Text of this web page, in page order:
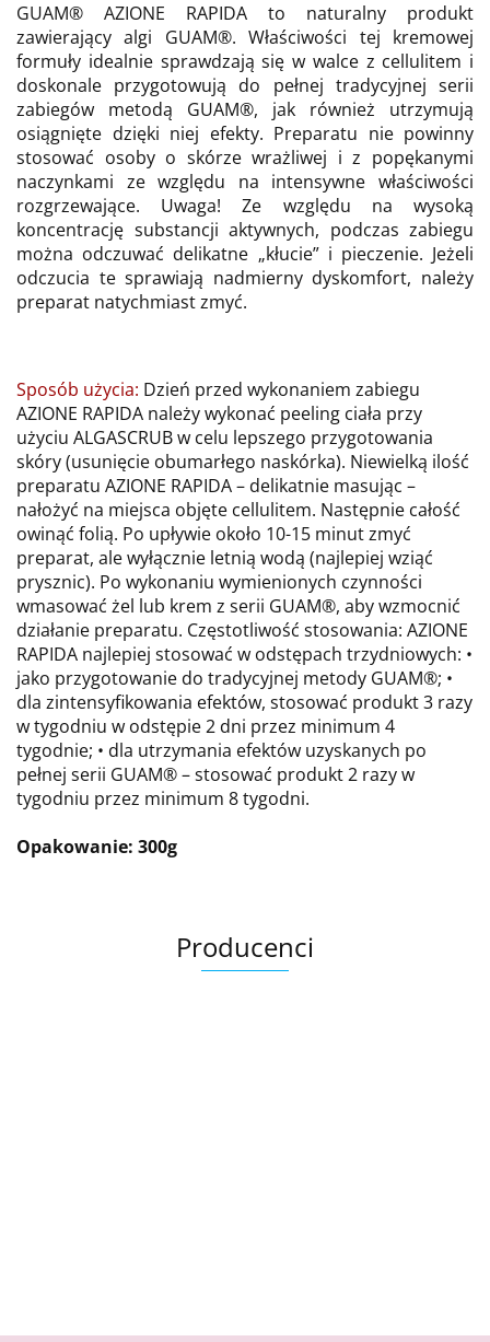
GUAM® AZIONE RAPIDA to naturalny produkt
zawierający algi GUAM®. Właściwości tej kremowej
formuły idealnie sprawdzają się w walce z cellulitem i
doskonale przygotowują do pełnej tradycyjnej serii
zabiegów metodą GUAM®, jak również utrzymują
osiągnięte dzięki niej efekty. Preparatu nie powinny
stosować osoby o skórze wrażliwej i z popękanymi
naczynkami ze względu na intensywne właściwości
rozgrzewające. Uwaga! Ze względu na wysoką
koncentrację substancji aktywnych, podczas zabiegu
można odczuwać delikatne „kłucie” i pieczenie. Jeżeli
odczucia te sprawiają nadmierny dyskomfort, należy
preparat natychmiast zmyć.
Sposób użycia: Dzień przed wykonaniem zabiegu
AZIONE RAPIDA należy wykonać peeling ciała przy
użyciu ALGASCRUB w celu lepszego przygotowania
skóry (usunięcie obumarłego naskórka). Niewielką ilość
preparatu AZIONE RAPIDA – delikatnie masując –
nałożyć na miejsca objęte cellulitem. Następnie całość
owinąć folią. Po upływie około 10-15 minut zmyć
preparat, ale wyłącznie letnią wodą (najlepiej wziąć
prysznic). Po wykonaniu wymienionych czynności
wmasować żel lub krem z serii GUAM®, aby wzmocnić
działanie preparatu. Częstotliwość stosowania: AZIONE
RAPIDA najlepiej stosować w odstępach trzydniowych: •
jako przygotowanie do tradycyjnej metody GUAM®; •
dla zintensyfikowania efektów, stosować produkt 3 razy
w tygodniu w odstępie 2 dni przez minimum 4
tygodnie; • dla utrzymania efektów uzyskanych po
pełnej serii GUAM® – stosować produkt 2 razy w
tygodniu przez minimum 8 tygodni.
Opakowanie: 300g
Producenci